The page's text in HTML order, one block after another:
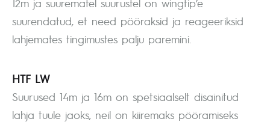
suurendatud, et need pööraksid ja reageeriksid
lahjemates tingimustes palju paremini.
HTF LW
Suurused 14m ja 16m on spetsiaalselt disainitud
lahja tuule jaoks, neil on kiiremaks pööramiseks